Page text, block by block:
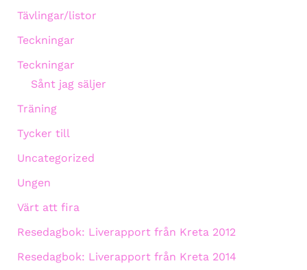
Tävlingar/listor
Teckningar
Teckningar
Sånt jag säljer
Träning
Tycker till
Uncategorized
Ungen
Värt att fira
Resedagbok: Liverapport från Kreta 2012
Resedagbok: Liverapport från Kreta 2014